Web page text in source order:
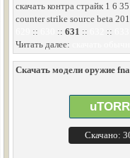
скачать контра страйк 1 6 35
counter strike source beta
:: :: 631 :: ::
Читать далее:
Скачать модели оружие
Скачано: